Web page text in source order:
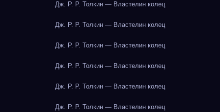
Дж. Р. Р. Толкин — Властелин колец
Дж. Р. Р. Толкин — Властелин колец
Дж. Р. Р. Толкин — Властелин колец
Дж. Р. Р. Толкин — Властелин колец
Дж. Р. Р. Толкин — Властелин колец
Дж. Р. Р. Толкин — Властелин колец